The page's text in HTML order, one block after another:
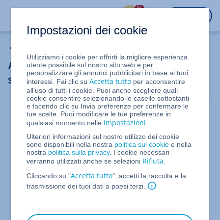
%
Attivare il protocollo HTTPS (SSL) per un
sito web WordPress
Articolo valido SOLO per WordPress Standard. Con
Hosting Managed per WordPress il sito web
certificato SSL viene attivato.
In questo articolo ti spieghiamo come attivare la
crittografia SSL per tutte le pagine del tuo sito web
WordPress.
Una volta che hai protetto il tuo dominio con un
Impostazioni dei cookie
Utilizziamo i cookie per offrirti la migliore esperienza
utente possibile sul nostro sito web e per
personalizzare gli annunci pubblicitari in base ai tuoi
interessi. Fai clic suAccetta tutto per acconsentire
all'uso di tutti i cookie. Puoi anche scegliere quali
cookie consentire selezionando le caselle sottostanti
e facendo clic su Invia preferenze per confermare le
tue scelte. Puoi modificare le tue preferenze in
qualsiasi momento nelle impostazioni
Ulteriori informazioni sul nostro utilizzo dei cookie
sono disponibili nella nostra politica sui cookie e nella
nostra politica sulla privacy. I cookie necessari
verranno utilizzati anche se selezioni Rifiuta
Cliccando su "Accetta tutto", accetti la raccolta e la
trasmissione dei tuoi dati a paesi terzi.